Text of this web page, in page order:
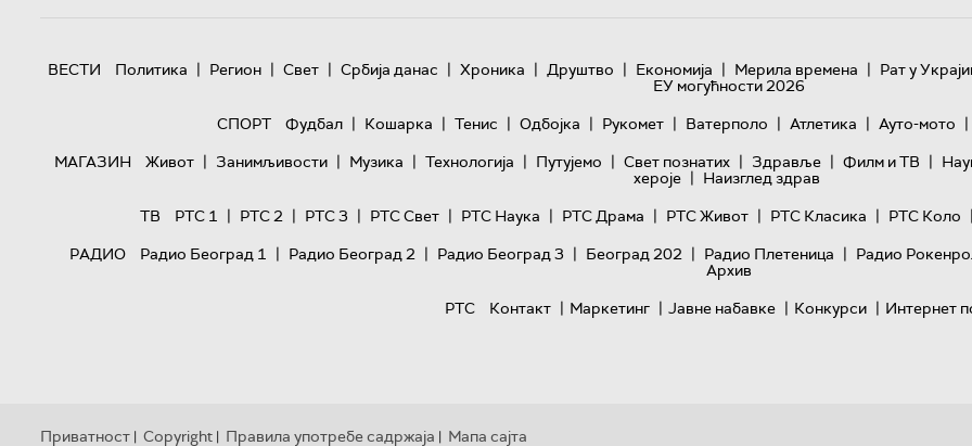
ВЕСТИ Политика | Регион | Свет | Србија данас | Хроника | Друштво | Економија | Мерила времена | Рат у
ЕУ могућности 2026
СПОРТ
Фудбал | Кошарка | Тенис | Одбојка | Рукомет | Ватерполо | Атлетика | Ауто-мото |
МАГАЗИН
Живот | Занимљивости | Музика | Технологијa | Путујемо | Свет познатих | Здравље | Филм и ТВ |
хероје | Наизглед здрав
ТВ
РТС 1 | РТС 2 | РТС 3 | РТС Свет | РТС Наука | РТС Драма | РТС Живот | РТС Класика | РТС Коло |
РАДИО
Радио Београд 1 | Радио Београд 2 | Радио Београд 3 | Београд 202 | Радио Плетеница | Радио
Архив
РТС
Контакт | Маркетинг | Јавне набавке | Конкурси | Интернет
Приватност | Copyright | Правила употребе садржаја | Мапа сајта